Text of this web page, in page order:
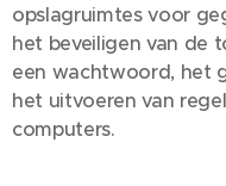
opslagruimtes voor
het beveiligen van de
een wachtwoord, het
het uitvoeren van
computers.